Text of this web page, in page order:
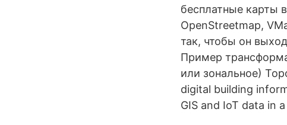
бесплатные карты
OpenStreetmap,
так, чтобы он
Пример
или зональное)
digital building
GIS and IoT data in